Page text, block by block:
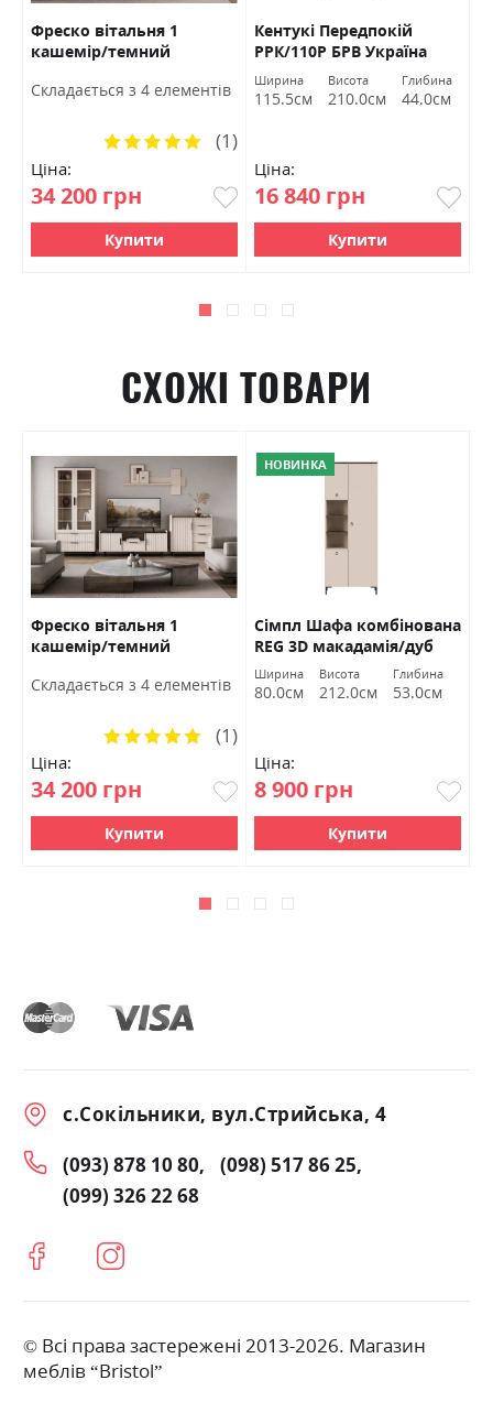
Фреско вітальня 1
кашемір/темний
Cкладається з 4 елементів
Ціна:
34 200 грн
Рейтинг:
(1)
Купити
Кентукі Передпокій
РРК/110Р БРВ Україна
Ширина
115.5см
Висота
210.0см
Глибина
44.0см
Ціна:
16 840 грн
Купити
СХОЖІ ТОВАРИ
Фреско вітальня 1
кашемір/темний
Cкладається з 4 елементів
Ціна:
34 200 грн
Рейтинг:
(1)
Купити
НОВИНКА
Сімпл Шафа комбінована
REG 3D макадамія/дуб
ліворно БРВ Україна
Ширина
80.0см
Висота
212.0см
Глибина
53.0см
Ціна:
8 900 грн
Купити
с.Сокільники, вул.Стрийська, 4
(093) 878 10 80
(098) 517 86 25
(099) 326 22 68
© Всі права застережені 2013-2026. Магазин
меблів “Bristol”